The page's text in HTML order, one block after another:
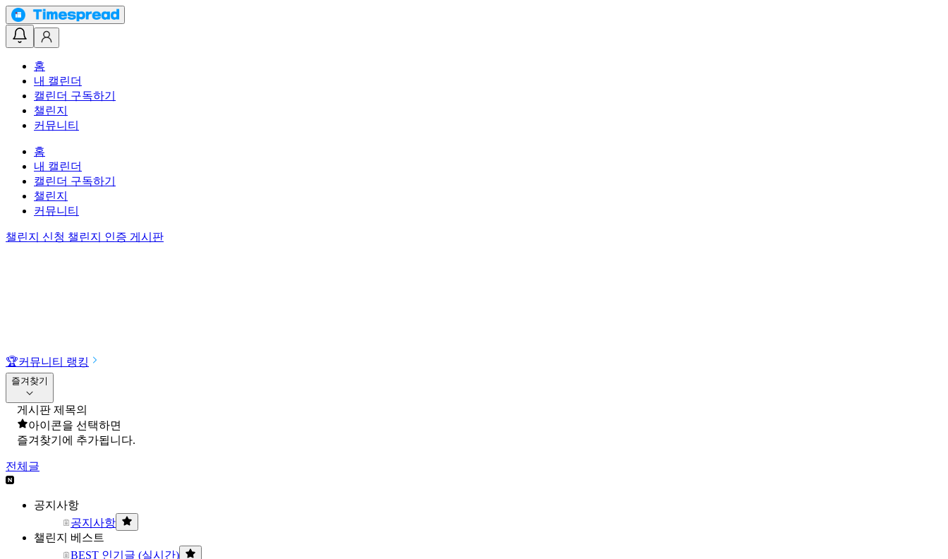
홈
내 캘린더
캘린더 구독하기
챌린지
커뮤니티
홈
내 캘린더
캘린더 구독하기
챌린지
커뮤니티
챌린지 신청 챌린지 인증 게시판
🏆커뮤니티 랭킹
즐겨찾기
게시판 제목의
아이콘을 선택하면
즐겨찾기에 추가됩니다.
전체글
공지사항
공지사항
챌린지 베스트
BEST 인기글 (실시간)